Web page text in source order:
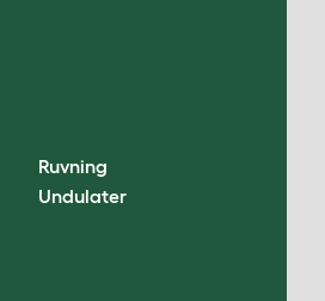
Ruvning
Undulater